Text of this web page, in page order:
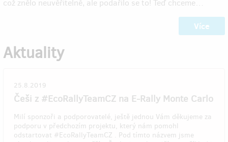
což znělo neuvěřitelně, ale podařilo se to! Teď chceme…
Více
Aktuality
25.8.2019
Češi z #EcoRallyTeamCZ na E-Rally Monte Carlo
Milí sponzoři a podporovatelé, ještě jednou Vám děkujeme za
podporu v předchozím projektu, který nám pomohl
odstartovat #EcoRallyTeamCZ . Pod tímto názvem jsme